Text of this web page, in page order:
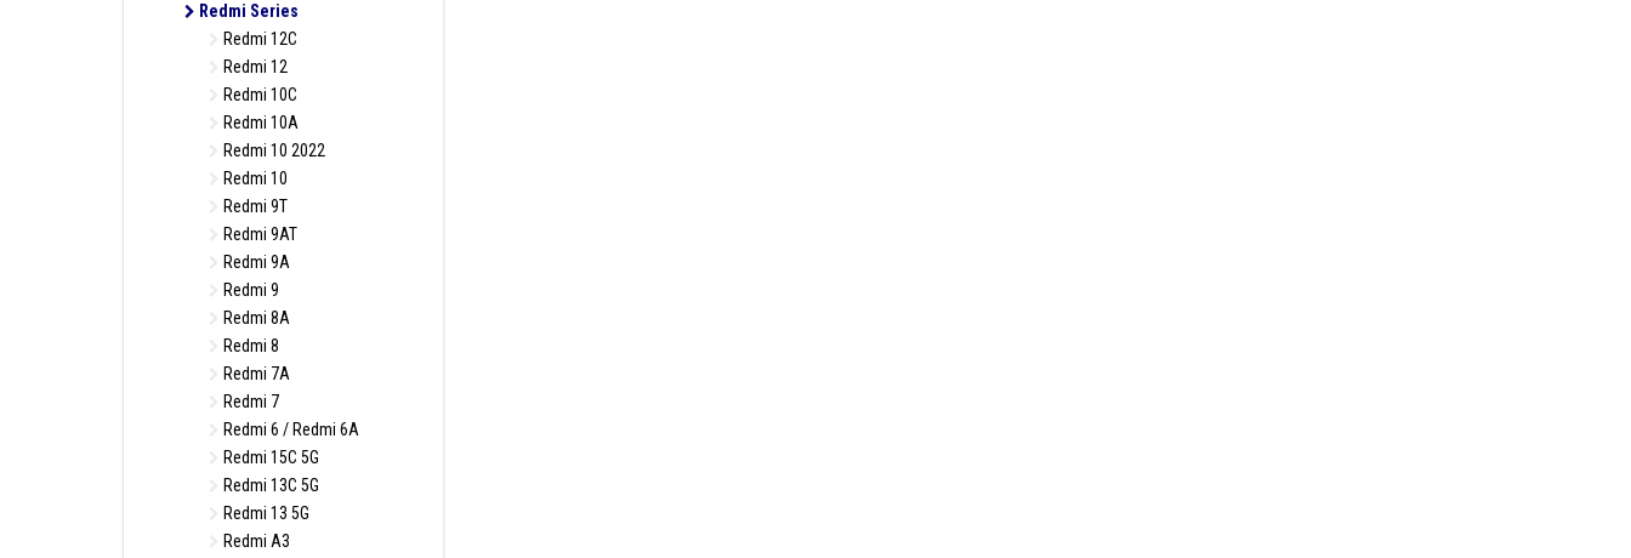
Redmi Series
Redmi 12C
Redmi 12
Redmi 10C
Redmi 10A
Redmi 10 2022
Redmi 10
Redmi 9T
Redmi 9AT
Redmi 9A
Redmi 9
Redmi 8A
Redmi 8
Redmi 7A
Redmi 7
Redmi 6 / Redmi 6A
Redmi 15C 5G
Redmi 13C 5G
Redmi 13 5G
Redmi A3